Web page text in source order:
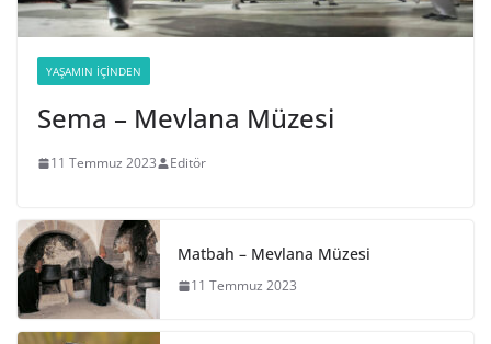
YAŞAMIN İÇINDEN
Sema – Mevlana Müzesi
11 Temmuz 2023 Editör
Matbah – Mevlana Müzesi
11 Temmuz 2023